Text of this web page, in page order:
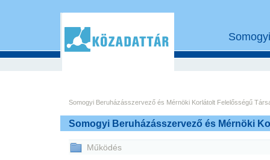
Somogyi Beruházásszervező és Mérnöki Korlátolt Felelősségű
Somogyi Beruházásszervező és Mérnöki
Működés